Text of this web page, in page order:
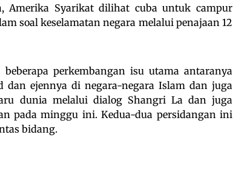
Amerika Syarikat dilihat cuba untuk campur
soal keselamatan negara melalui penajaan 12
perkembangan isu utama antaranya
dan ejennya di negara-negara Islam dan juga
dunia melalui dialog Shangri La dan juga
pada minggu ini. Kedua-dua persidangan ini
bidang.